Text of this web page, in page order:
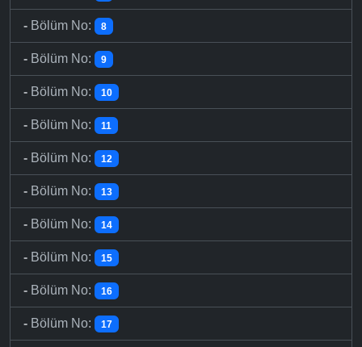
- Bölüm No: 8
- Bölüm No: 9
- Bölüm No: 10
- Bölüm No: 11
- Bölüm No: 12
- Bölüm No: 13
- Bölüm No: 14
- Bölüm No: 15
- Bölüm No: 16
- Bölüm No: 17